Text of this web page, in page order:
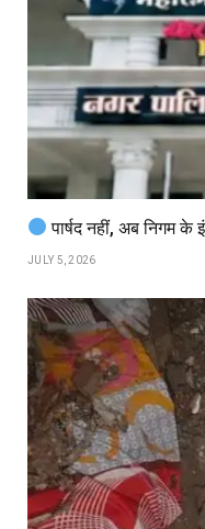
पार्षद नहीं, अब निगम के
JULY 5, 2026